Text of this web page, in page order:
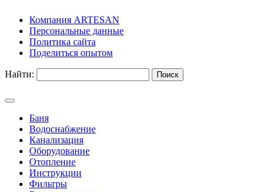
Компания ARTESAN
Персональные данные
Политика сайта
Поделиться опытом
Найти:
Баня
Водоснабжение
Канализация
Оборудование
Отопление
Инструкции
Фильтры